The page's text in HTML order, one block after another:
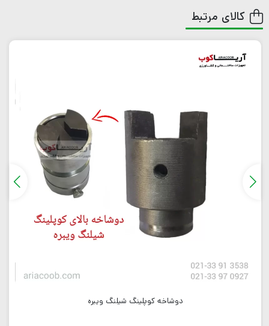
کالای مرتبط
دوشاخه کوپلینگ شیلنگ ویبره